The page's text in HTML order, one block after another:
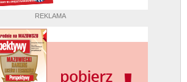
REKLAMA